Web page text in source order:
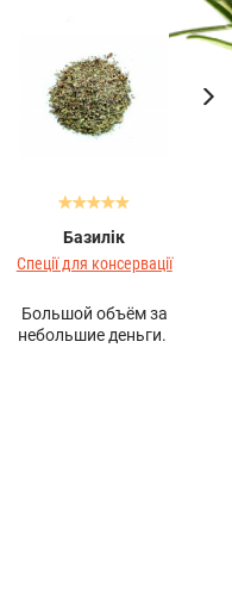
Базилік
Спеції для консервації
Большой объём за
небольшие деньги.